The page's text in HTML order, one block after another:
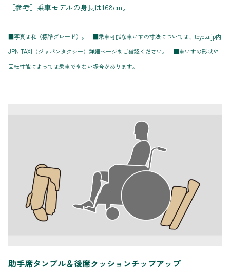
［参考］乗車モデルの身長は168cm。
■写真は和（標準グレード）。 ■乗車可能な車いすの寸法については、toyota.jp内
JPN TAXI（ジャパンタクシー）詳細ページをご確認ください。 ■車いすの形状や
回転性能によっては乗車できない場合があります。
助手席タンブル＆後席クッションチップアップ